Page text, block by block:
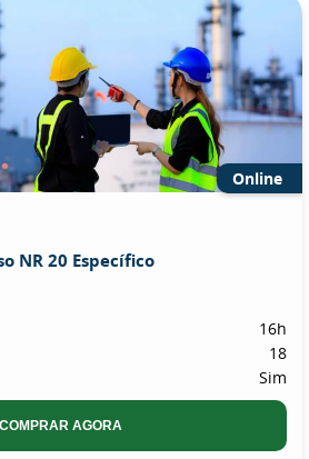
Online
NR 20 Específico
16h
18
Sim
COMPRAR AGORA